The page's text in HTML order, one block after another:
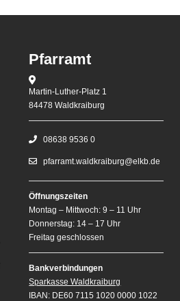
Pfarramt
Martin-Luther-Platz 1
84478 Waldkraiburg
08638 9536 0
pfarramt.waldkraiburg@elkb.de
Öffnungszeiten
Montag – Mittwoch: 9 – 11 Uhr
Donnerstag: 14 – 17 Uhr
Freitag geschlossen
Bankverbindungen
Sparkasse Waldkraiburg
IBAN: DE60 7115 1020 0000 1022